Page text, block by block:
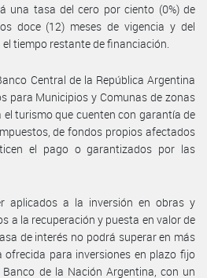
una tasa del cero por ciento (0%) de
doce (12) meses de vigencia y del
tiempo restante de financiación.
Central de la República Argentina
para Municipios y Comunas de zonas
turismo que cuenten con garantía de
de fondos propios afectados
el pago o garantizados por las
aplicados a la inversión en obras y
a la recuperación y puesta en valor de
de interés no podrá superar en más
para inversiones en plazo fijo
de la Nación Argentina, con un